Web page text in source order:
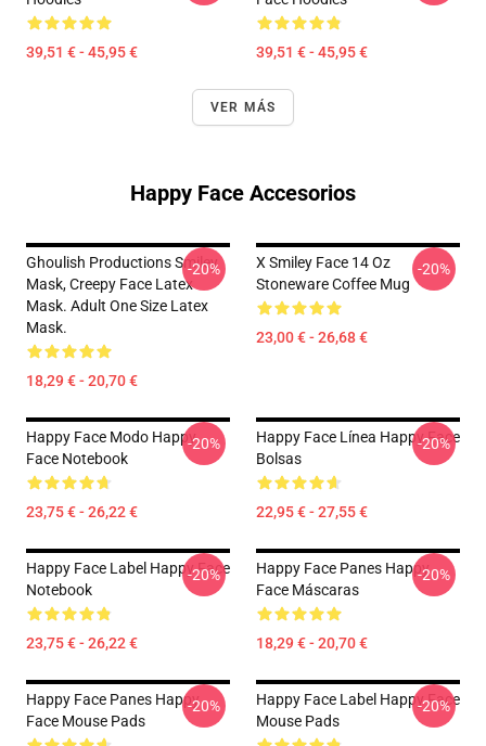
39,51 € - 45,95 € 39,51 € - 45,95 €
VER MÁS
Happy Face Accesorios
Ghoulish Productions Smiley
Mask, Creepy Face Latex
Mask. Adult One Size Latex
Mask.
18,29 € - 20,70 €
-20%
X Smiley Face 14 Oz
Stoneware Coffee Mug
23,00 € - 26,68 €
-20%
Happy Face Modo Happy
Face Notebook
23,75 € - 26,22 €
-20%
Happy Face Línea Happy Face
Bolsas
22,95 € - 27,55 €
-20%
Happy Face Label Happy Face
Notebook
23,75 € - 26,22 €
-20%
Happy Face Panes Happy
Face Máscaras
18,29 € - 20,70 €
-20%
Happy Face Panes Happy
Face Mouse Pads
-20%
Happy Face Label Happy Face
Mouse Pads
-20%